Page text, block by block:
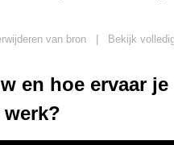
van bron
Bekijk
en hoe ervaar je